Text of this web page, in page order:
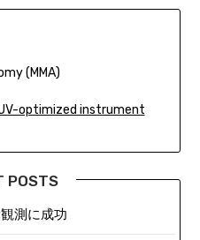
(MMA)
optimized instrument
POSTS
測に成功